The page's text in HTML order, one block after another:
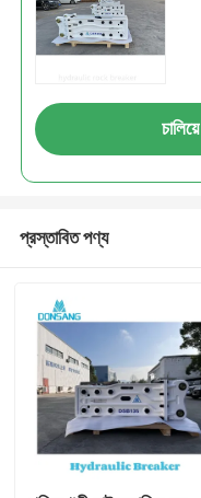
চালিয়ে
প্রস্তাবিত পণ্য